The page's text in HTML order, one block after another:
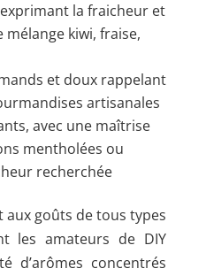
la fraicheur et
mélange kiwi, fraise,
et doux rappelant
artisanales
avec une maîtrise
mentholées ou
recherchée
goûts de tous types
les amateurs de DIY
d’arômes concentrés